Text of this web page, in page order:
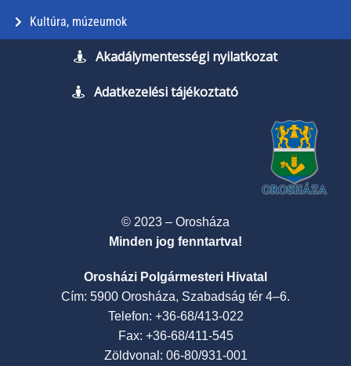
Kultúra, múzeumok
Akadálymentességi nyilatkozat
Adatkezelési tájékoztató
© 2023 – Orosháza
Minden jog fenntartva!
Orosházi Polgármesteri Hivatal
Cím: 5900 Orosháza, Szabadság tér 4–6.
Telefon: +36-68/413-022
Fax: +36-68/411-545
Zöldvonal: 06-80/931-001